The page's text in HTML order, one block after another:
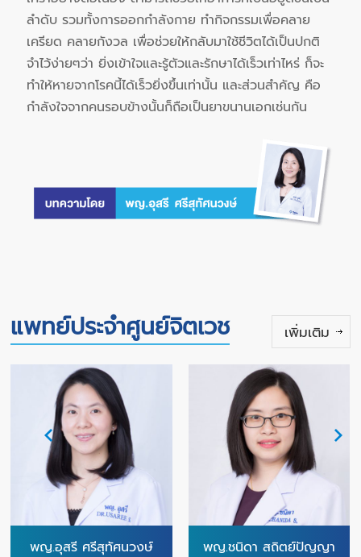
ลำดับ รวมทั้งการออกกำลังกาย ทำกิจกรรมเพื่อคลาย
เครียด คลายกังวล เพื่อช่วยให้กลับมาใช้ชีวิตได้เป็นปกติ
จำไว้ง่ายๆว่า ยิ่งเข้าใจและรู้ตัวและรักษาได้เร็วเท่าไหร่ ก็จะ
ทำให้หายจากโรคนี้ได้เร็วยิ่งขึ้นเท่านั้น และส่วนสำคัญ คือ
กำลังใจจากคนรอบข้างนั้นก็ถือเป็นยาขนานเอกเช่นกัน
แพทย์ประจำศูนย์จิตเวช เพิ่มเติม
พญ.อุสรี ศรีสุทัศนวงษ์
พญ.ชนิดา สถิตย์ปัญญา